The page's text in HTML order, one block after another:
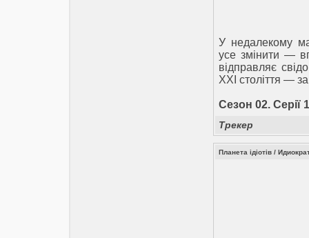
У недалекому
усе змінити —
відправляє
XXI століття —
Сезон 02.
Трекер
Планета ідіотів /